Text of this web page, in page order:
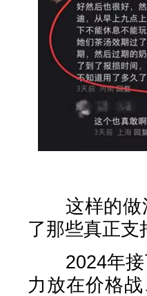
这样的做法
了那些真正支
2024年接
力放在价格